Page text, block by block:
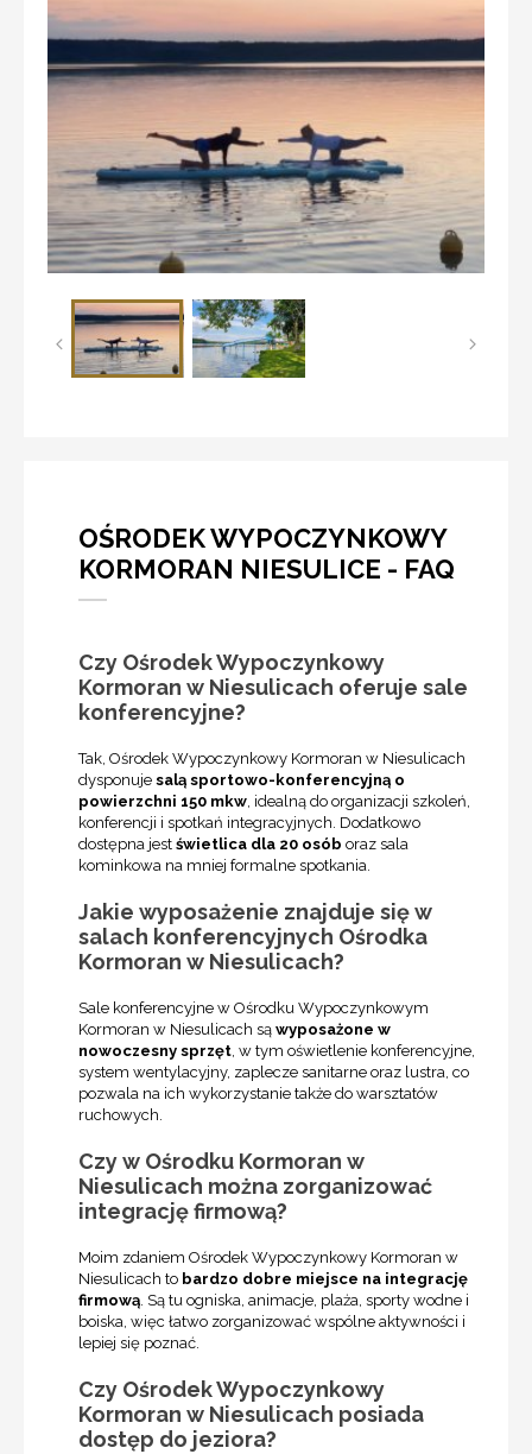
OŚRODEK WYPOCZYNKOWY
KORMORAN NIESULICE - FAQ
Czy Ośrodek Wypoczynkowy
Kormoran w Niesulicach oferuje sale
konferencyjne?
Tak, Ośrodek Wypoczynkowy Kormoran w Niesulicach
dysponuje salą sportowo-konferencyjną o
powierzchni 150 mkw, idealną do organizacji szkoleń,
konferencji i spotkań integracyjnych. Dodatkowo
dostępna jest świetlica dla 20 osób oraz sala
kominkowa na mniej formalne spotkania.
Jakie wyposażenie znajduje się w
salach konferencyjnych Ośrodka
Kormoran w Niesulicach?
Sale konferencyjne w Ośrodku Wypoczynkowym
Kormoran w Niesulicach są wyposażone w
nowoczesny sprzęt, w tym oświetlenie konferencyjne,
system wentylacyjny, zaplecze sanitarne oraz lustra, co
pozwala na ich wykorzystanie także do warsztatów
ruchowych.
Czy w Ośrodku Kormoran w
Niesulicach można zorganizować
integrację firmową?
Moim zdaniem Ośrodek Wypoczynkowy Kormoran w
Niesulicach to bardzo dobre miejsce na integrację
firmową. Są tu ogniska, animacje, plaża, sporty wodne i
boiska, więc łatwo zorganizować wspólne aktywności i
lepiej się poznać.
Czy Ośrodek Wypoczynkowy
Kormoran w Niesulicach posiada
dostęp do jeziora?